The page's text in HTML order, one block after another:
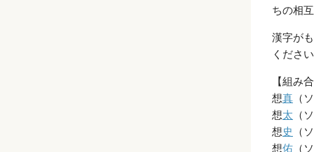
ちの相
漢字が
くださ
【組み
想真 （
想太 （
想史
（
想佑 （